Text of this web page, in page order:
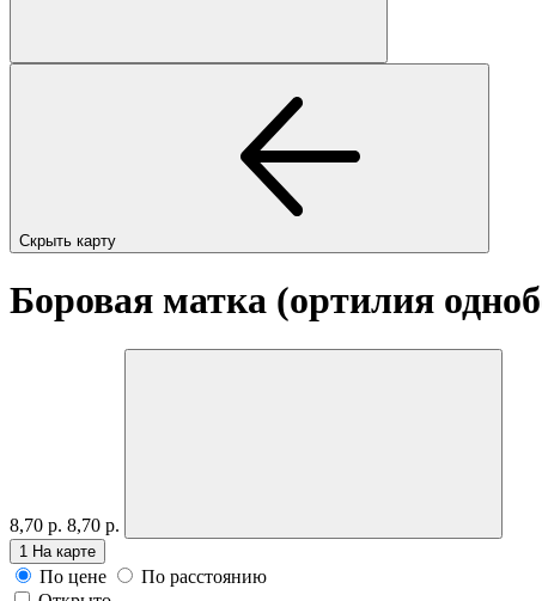
Скрыть карту
Боровая матка (ортилия
8,70 р. 8,70 р.
1 На карте
По цене
По расстоянию